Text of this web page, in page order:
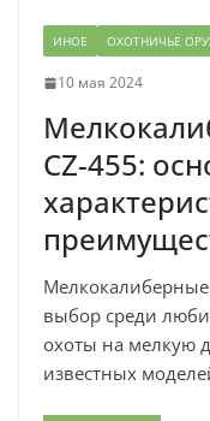
ИНОЕ ОХОТНИЧЬЕ
10 мая 2024
CZ-455:
выбор среди
охоты на мелкую
известных